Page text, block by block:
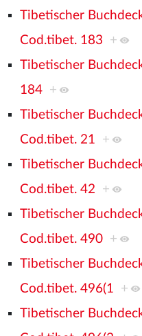
Tibetischer
Cod.tibet. 183
+
Tibetischer
184 +
Tibetischer
Cod.tibet. 21
+
Tibetischer
Cod.tibet. 42
+
Tibetischer
Cod.tibet. 490 +
Tibetischer
Cod.tibet. 496(1
+
Tibetischer